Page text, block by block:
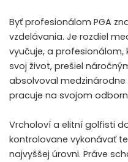
Byť profesionálom PGA
vzdelávania. Je rozdiel
vyučuje, a
svoj život, prešiel
absolvoval
pracuje na svojom
Vrcholoví a elitní golfisti
kontrolovane vykonávať
najvyššej úrovni. Práve